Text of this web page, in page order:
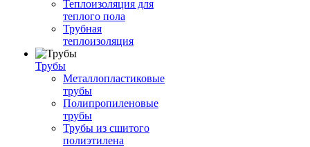
Теплоизоляция для
теплого пола
Трубная
теплоизоляция
Трубы
Металлопластиковые
трубы
Полипропиленовые
трубы
Трубы из сшитого
полиэтилена